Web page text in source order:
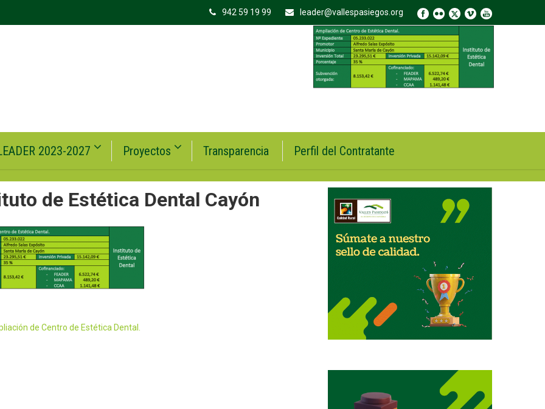
942 59 19 99 leader@vallespasiegos.org
2023-2027 Proyectos Transparencia Perfil del Contratante
de Estética Dental Cayón
de Centro de Estética Dental.